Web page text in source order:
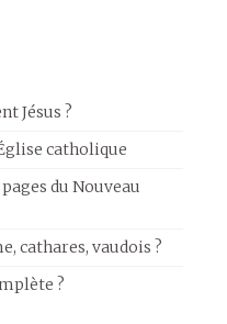
Jésus ?
catholique
du Nouveau
cathares, vaudois ?
?